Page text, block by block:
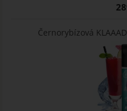
Černorybízová